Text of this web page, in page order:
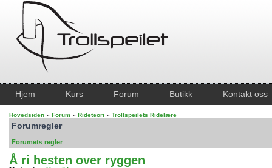
Hjem Kurs Forum Butikk Kontakt oss
Hovedsiden » Forum » Rideteori » Trollspeilets Ridelære
Forumregler
Forumets regler
Å ri hesten over ryggen